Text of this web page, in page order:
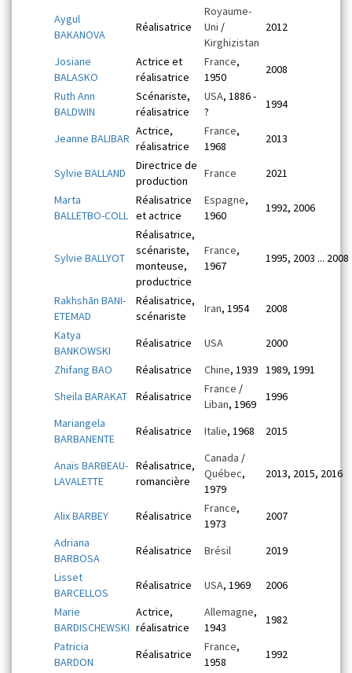
Aygul
BAKANOVA
Réalisatrice
Royaume-
Uni /
Kirghizistan
2012
Josiane
BALASKO
Actrice et
réalisatrice
France,
1950
2008
Ruth Ann
BALDWIN
Scénariste,
réalisatrice
USA, 1886 -
?
1994
Jeanne BALIBAR
Actrice,
réalisatrice
France,
1968
2013
Sylvie BALLAND
Directrice de
production
France
2021
Marta
BALLETBO-COLL
Réalisatrice
et actrice
Espagne,
1960
1992, 2006
Sylvie BALLYOT
Réalisatrice,
scénariste,
monteuse,
productrice
France,
1967
1995, 2003 ... 2008
Rakhshān BANI-
ETEMAD
Réalisatrice,
scénariste
Iran, 1954
2008
Katya
BANKOWSKI
Réalisatrice USA
2000
Zhifang BAO
Réalisatrice Chine, 1939 1989, 1991
Sheila BARAKAT
Réalisatrice
France /
Liban, 1969
1996
Mariangela
BARBANENTE
Réalisatrice Italie, 1968 2015
Anaïs BARBEAU-
LAVALETTE
Réalisatrice,
romancière
Canada /
Québec,
1979
2013, 2015, 2016
Alix BARBEY Réalisatrice
France,
1973
2007
Adriana
BARBOSA
Réalisatrice Brésil
2019
Lisset
BARCELLOS
Réalisatrice USA, 1969
2006
Marie
BARDISCHEWSKI
Actrice,
réalisatrice
Allemagne,
1943
1982
Patricia
BARDON
Réalisatrice
France,
1958
1992